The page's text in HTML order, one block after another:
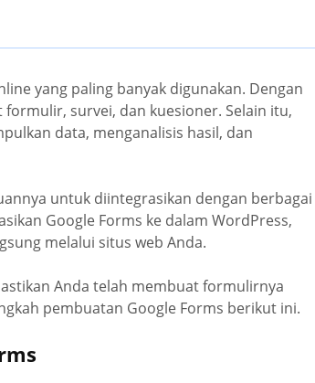
yang paling banyak digunakan. Dengan
survei, dan kuesioner. Selain itu,
data, menganalisis hasil, dan
untuk diintegrasikan dengan berbagai
Google Forms ke dalam WordPress,
melalui situs web Anda.
Anda telah membuat formulirnya
pembuatan Google Forms berikut ini.